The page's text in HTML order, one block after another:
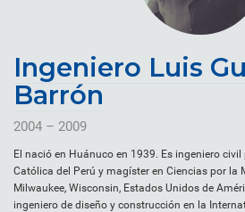
Ingeniero Luis
Barrón
2004 – 2009
El nació en Huánuco en 1939. Es ingeniero
Católica del Perú y magíster en Ciencias por la
Milwaukee, Wisconsin, Estados Unidos de
ingeniero de diseño y construcción en la